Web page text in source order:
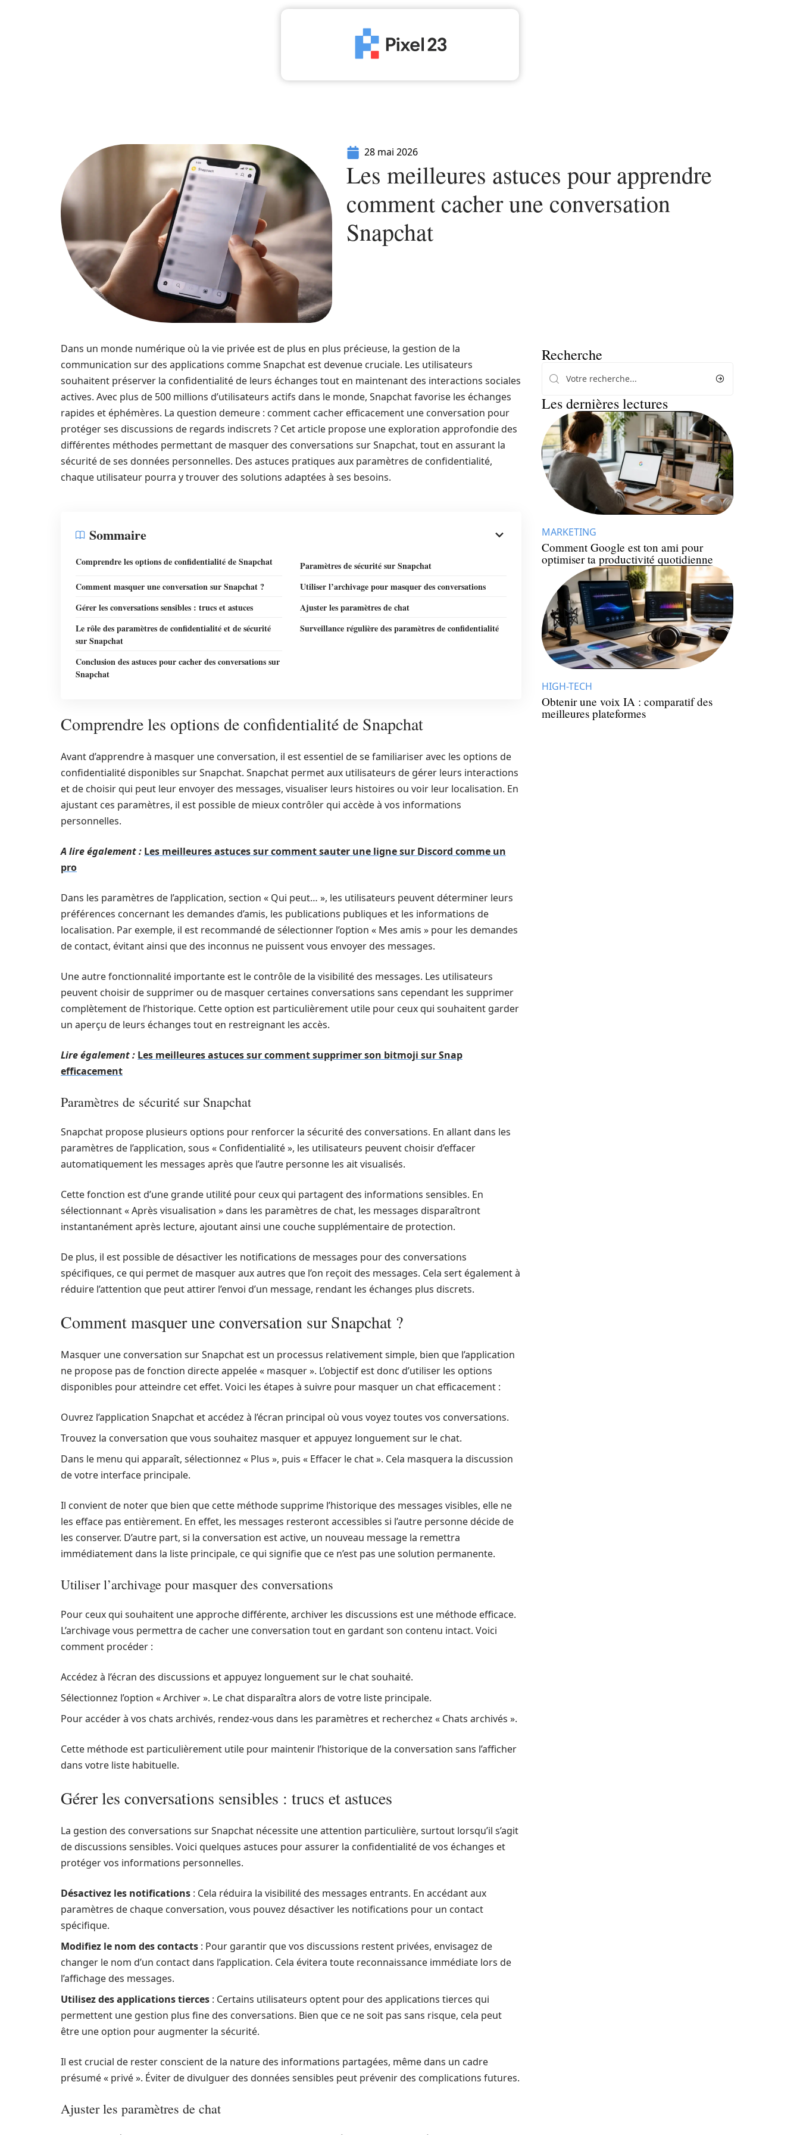
28 mai 2026
Les meilleures astuces pour apprendre
comment cacher une conversation
Snapchat
Dans un monde numérique où la vie privée est de plus en plus précieuse, la gestion de la
communication sur des applications comme Snapchat est devenue cruciale. Les utilisateurs
souhaitent préserver la confidentialité de leurs échanges tout en maintenant des interactions sociales
actives. Avec plus de 500 millions d’utilisateurs actifs dans le monde, Snapchat favorise les échanges
rapides et éphémères. La question demeure : comment cacher efficacement une conversation pour
protéger ses discussions de regards indiscrets ? Cet article propose une exploration approfondie des
différentes méthodes permettant de masquer des conversations sur Snapchat, tout en assurant la
sécurité de ses données personnelles. Des astuces pratiques aux paramètres de confidentialité,
chaque utilisateur pourra y trouver des solutions adaptées à ses besoins.
Sommaire
Comprendre les options de confidentialité de Snapchat
Paramètres de sécurité sur Snapchat
Comment masquer une conversation sur Snapchat ?
Utiliser l’archivage pour masquer des conversations
Gérer les conversations sensibles : trucs et astuces
Ajuster les paramètres de chat
Le rôle des paramètres de confidentialité et de sécurité
sur Snapchat
Surveillance régulière des paramètres de confidentialité
Conclusion des astuces pour cacher des conversations sur
Snapchat
Comprendre les options de confidentialité de Snapchat
Avant d’apprendre à masquer une conversation, il est essentiel de se familiariser avec les options de
confidentialité disponibles sur Snapchat. Snapchat permet aux utilisateurs de gérer leurs interactions
et de choisir qui peut leur envoyer des messages, visualiser leurs histoires ou voir leur localisation. En
ajustant ces paramètres, il est possible de mieux contrôler qui accède à vos informations
personnelles.
A lire également : Les meilleures astuces sur comment sauter une ligne sur Discord comme un
pro
Dans les paramètres de l’application, section « Qui peut… », les utilisateurs peuvent déterminer leurs
préférences concernant les demandes d’amis, les publications publiques et les informations de
localisation. Par exemple, il est recommandé de sélectionner l’option « Mes amis » pour les demandes
de contact, évitant ainsi que des inconnus ne puissent vous envoyer des messages.
Une autre fonctionnalité importante est le contrôle de la visibilité des messages. Les utilisateurs
peuvent choisir de supprimer ou de masquer certaines conversations sans cependant les supprimer
complètement de l’historique. Cette option est particulièrement utile pour ceux qui souhaitent garder
un aperçu de leurs échanges tout en restreignant les accès.
Lire également : Les meilleures astuces sur comment supprimer son bitmoji sur Snap
efficacement
Paramètres de sécurité sur Snapchat
Snapchat propose plusieurs options pour renforcer la sécurité des conversations. En allant dans les
paramètres de l’application, sous « Confidentialité », les utilisateurs peuvent choisir d’effacer
automatiquement les messages après que l’autre personne les ait visualisés.
Cette fonction est d’une grande utilité pour ceux qui partagent des informations sensibles. En
sélectionnant « Après visualisation » dans les paramètres de chat, les messages disparaîtront
instantanément après lecture, ajoutant ainsi une couche supplémentaire de protection.
De plus, il est possible de désactiver les notifications de messages pour des conversations
spécifiques, ce qui permet de masquer aux autres que l’on reçoit des messages. Cela sert également à
réduire l’attention que peut attirer l’envoi d’un message, rendant les échanges plus discrets.
Comment masquer une conversation sur Snapchat ?
Masquer une conversation sur Snapchat est un processus relativement simple, bien que l’application
ne propose pas de fonction directe appelée « masquer ». L’objectif est donc d’utiliser les options
disponibles pour atteindre cet effet. Voici les étapes à suivre pour masquer un chat efficacement :
Ouvrez l’application Snapchat et accédez à l’écran principal où vous voyez toutes vos conversations.
Trouvez la conversation que vous souhaitez masquer et appuyez longuement sur le chat.
Dans le menu qui apparaît, sélectionnez « Plus », puis « Effacer le chat ». Cela masquera la discussion
de votre interface principale.
Il convient de noter que bien que cette méthode supprime l’historique des messages visibles, elle ne
les efface pas entièrement. En effet, les messages resteront accessibles si l’autre personne décide de
les conserver. D’autre part, si la conversation est active, un nouveau message la remettra
immédiatement dans la liste principale, ce qui signifie que ce n’est pas une solution permanente.
Utiliser l’archivage pour masquer des conversations
Pour ceux qui souhaitent une approche différente, archiver les discussions est une méthode efficace.
L’archivage vous permettra de cacher une conversation tout en gardant son contenu intact. Voici
comment procéder :
Accédez à l’écran des discussions et appuyez longuement sur le chat souhaité.
Sélectionnez l’option « Archiver ». Le chat disparaîtra alors de votre liste principale.
Pour accéder à vos chats archivés, rendez-vous dans les paramètres et recherchez « Chats archivés ».
Cette méthode est particulièrement utile pour maintenir l’historique de la conversation sans l’afficher
dans votre liste habituelle.
Gérer les conversations sensibles : trucs et astuces
La gestion des conversations sur Snapchat nécessite une attention particulière, surtout lorsqu’il s’agit
de discussions sensibles. Voici quelques astuces pour assurer la confidentialité de vos échanges et
protéger vos informations personnelles.
Désactivez les notifications : Cela réduira la visibilité des messages entrants. En accédant aux
paramètres de chaque conversation, vous pouvez désactiver les notifications pour un contact
spécifique.
Modifiez le nom des contacts : Pour garantir que vos discussions restent privées, envisagez de
changer le nom d’un contact dans l’application. Cela évitera toute reconnaissance immédiate lors de
l’affichage des messages.
Utilisez des applications tierces : Certains utilisateurs optent pour des applications tierces qui
permettent une gestion plus fine des conversations. Bien que ce ne soit pas sans risque, cela peut
être une option pour augmenter la sécurité.
Il est crucial de rester conscient de la nature des informations partagées, même dans un cadre
présumé « privé ». Éviter de divulguer des données sensibles peut prévenir des complications futures.
Ajuster les paramètres de chat
Recherche
Les dernières lectures
MARKETING
Comment Google est ton ami pour
optimiser ta productivité quotidienne
HIGH-TECH
Obtenir une voix IA : comparatif des
meilleures plateformes